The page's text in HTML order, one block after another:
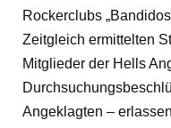
Rockerclubs
Zeitgleich ermittelten
Mitglieder der Hells
Angeklagten –